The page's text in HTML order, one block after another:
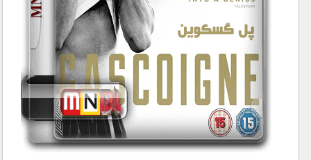
گردشگری
ماورایی
مسابقات / ورزشی
مستند های اختصاصی